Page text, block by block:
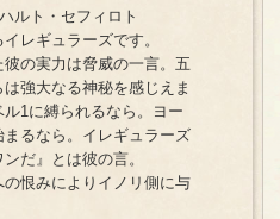
ルト・セフィロト
レギュラーズです。
の実力は脅威の一言。五
強大なる神秘を感じえま
1に縛られるなら。ヨー
るなら。イレギュラーズ
だ』とは彼の言。
恨みによりイノリ側に与